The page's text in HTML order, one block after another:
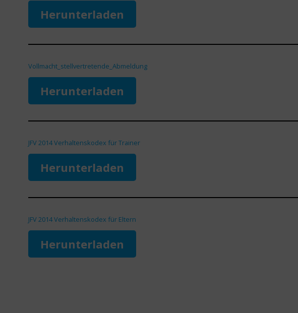
Herunterladen
Vollmacht_stellvertretende_Abmeldung
Herunterladen
JFV 2014 Verhaltenskodex für Trainer
Herunterladen
JFV 2014 Verhaltenskodex für Eltern
Herunterladen